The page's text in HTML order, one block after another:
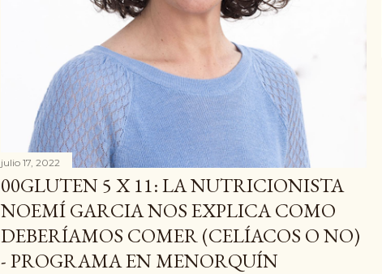
julio 17, 2022
00GLUTEN 5 X 11: LA NUTRICIONISTA
NOEMÍ GARCIA NOS EXPLICA COMO
DEBERÍAMOS COMER (CELÍACOS O NO)
- PROGRAMA EN MENORQUÍN